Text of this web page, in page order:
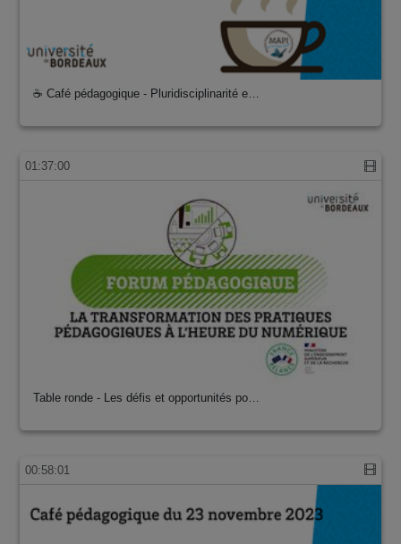
☕ Café pédagogique - Pluridisciplinarité e…
01:37:00
Table ronde - Les défis et opportunités po…
00:58:01